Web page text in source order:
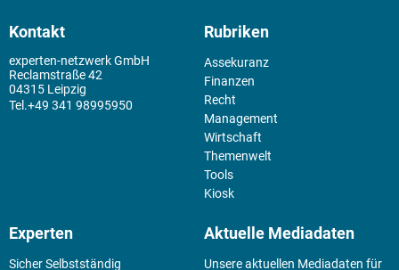
Kontakt
experten-netzwerk GmbH
Reclamstraße 42
04315 Leipzig
+49 341 98995950
Rubriken
Assekuranz
Finanzen
Recht
Management
Wirtschaft
Themenwelt
Tools
Kiosk
Experten
Sicher Selbstständig
Aktuelle Mediadaten
Unsere aktuellen Mediadaten für